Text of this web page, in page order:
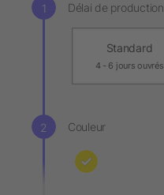
Délai de production
Standard
4 - 6 jours ouvrés
Couleur